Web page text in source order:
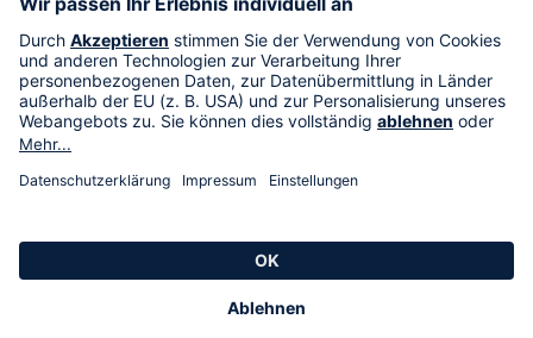
Im TV
HSE International